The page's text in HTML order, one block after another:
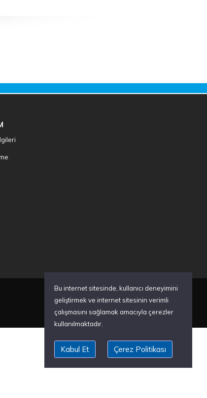
Bu internet sitesinde, kullanıcı deneyimini
geliştirmek ve internet sitesinin verimli
çalışmasını sağlamak amacıyla çerezler
kullanılmaktadır.
Kabul Et Çerez Politikası